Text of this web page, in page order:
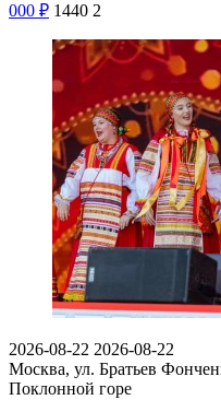
000 ₽ 1440 2
2026-08-22 2026-08-22
Москва, ул. Братьев
Поклонной горе